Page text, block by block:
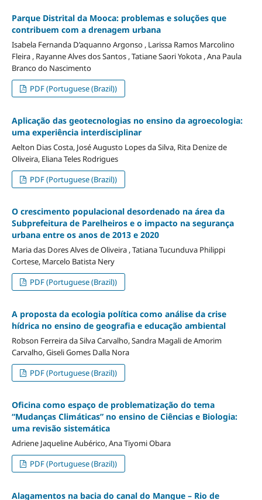
Parque Distrital da Mooca: problemas e soluções que
contribuem com a drenagem urbana
Isabela Fernanda D’aquanno Argonso , Larissa Ramos Marcolino
Fleira , Rayanne Alves dos Santos , Tatiane Saori Yokota , Ana Paula
Branco do Nascimento
PDF (Portuguese (Brazil))
Aplicação das geotecnologias no ensino da agroecologia:
uma experiência interdisciplinar
Aelton Dias Costa, José Augusto Lopes da Silva, Rita Denize de
Oliveira, Eliana Teles Rodrigues
PDF (Portuguese (Brazil))
O crescimento populacional desordenado na área da
Subprefeitura de Parelheiros e o impacto na segurança
urbana entre os anos de 2013 e 2020
Maria das Dores Alves de Oliveira , Tatiana Tucunduva Philippi
Cortese, Marcelo Batista Nery
PDF (Portuguese (Brazil))
A proposta da ecologia política como análise da crise
hídrica no ensino de geografia e educação ambiental
Robson Ferreira da Silva Carvalho, Sandra Magali de Amorim
Carvalho, Giseli Gomes Dalla Nora
PDF (Portuguese (Brazil))
Oficina como espaço de problematização do tema
“Mudanças Climáticas” no ensino de Ciências e Biologia:
uma revisão sistemática
Adriene Jaqueline Aubérico, Ana Tiyomi Obara
PDF (Portuguese (Brazil))
Alagamentos na bacia do canal do Mangue – Rio de